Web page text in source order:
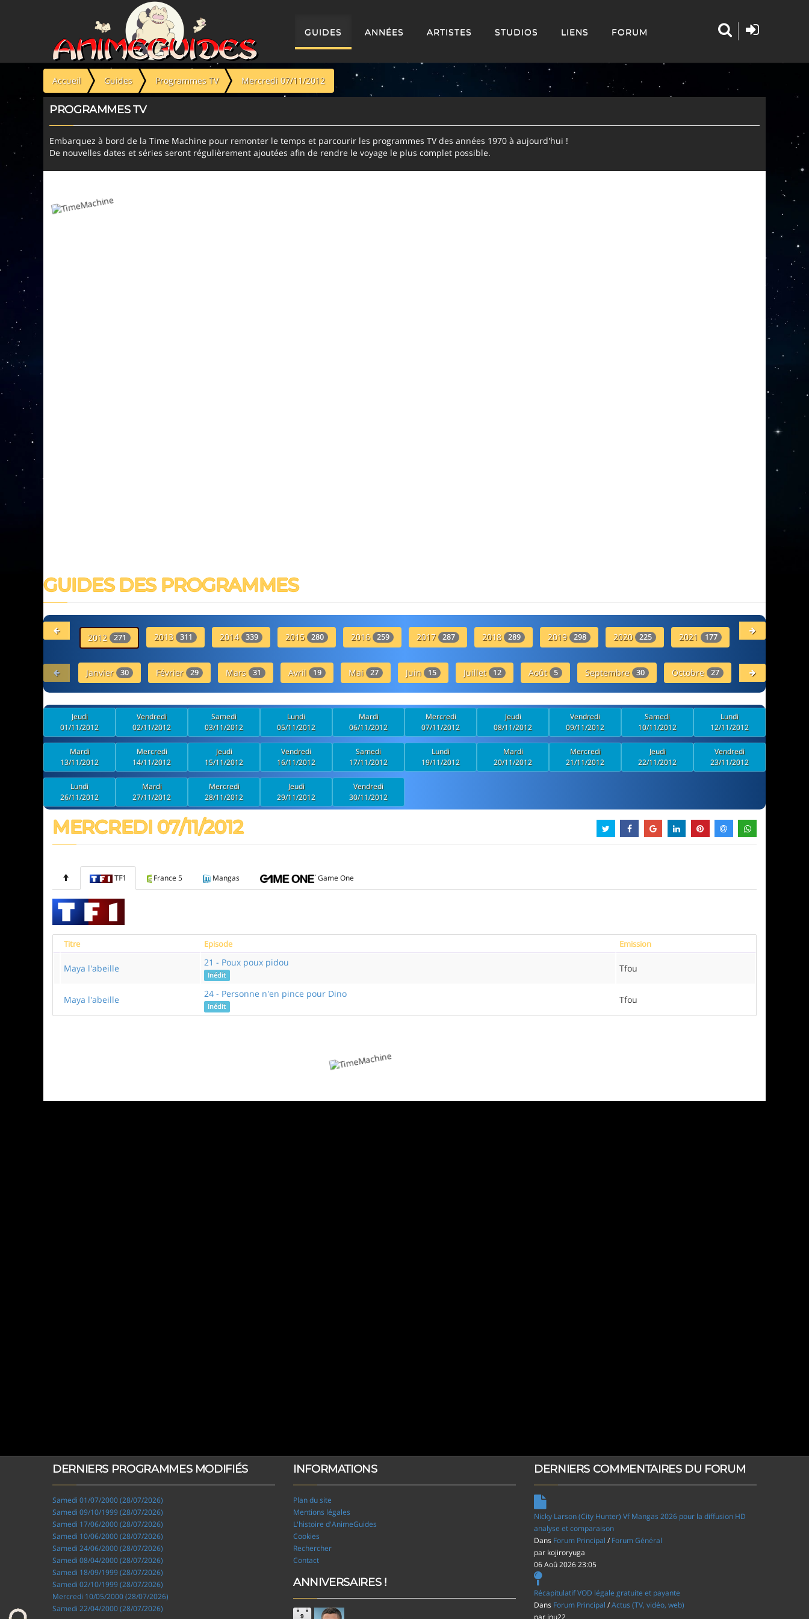
GUIDES ANNÉES ARTISTES STUDIOS LIENS FORUM
Accueil Guides Programmes TV Mercredi 07/11/2012
PROGRAMMES TV
Embarquez à bord de la Time Machine pour remonter le temps et parcourir les programmes TV des années 1970 à aujourd'hui !
De nouvelles dates et séries seront régulièrement ajoutées afin de rendre le voyage le plus complet possible.
GUIDES DES PROGRAMMES
2012 271 2013 311 2014 339 2015 280 2016 259 2017 287 2018 289 2019 298 2020 225 2021 177 2022
Janvier 30 Février 29 Mars 31 Avril 19 Mai 27 Juin 15 Juillet 12 Août 5 Septembre 30 Octobre 27 Novembre
Jeudi
01/11/2012
Vendredi
02/11/2012
Samedi
03/11/2012
Lundi
05/11/2012
Mardi
06/11/2012
Mercredi
07/11/2012
Jeudi
08/11/2012
Vendredi
09/11/2012
Samedi
10/11/2012
Lundi
12/11/2012
Mardi
13/11/2012
Mercredi
14/11/2012
Jeudi
15/11/2012
Vendredi
16/11/2012
Samedi
17/11/2012
Lundi
19/11/2012
Mardi
20/11/2012
Mercredi
21/11/2012
Jeudi
22/11/2012
Vendredi
23/11/2012
Lundi
26/11/2012
Mardi
27/11/2012
Mercredi
28/11/2012
Jeudi
29/11/2012
Vendredi
30/11/2012
MERCREDI 07/11/2012
TF1 France 5 Mangas Game One
Titre Episode Emission
Maya l'abeille
21 - Poux poux pidou
Inédit
Tfou
Maya l'abeille
24 - Personne n'en pince pour Dino
Inédit
Tfou
DERNIERS PROGRAMMES MODIFIÉS
Samedi 01/07/2000 (28/07/2026)
Samedi 09/10/1999 (28/07/2026)
Samedi 17/06/2000 (28/07/2026)
Samedi 10/06/2000 (28/07/2026)
Samedi 24/06/2000 (28/07/2026)
Samedi 08/04/2000 (28/07/2026)
Samedi 18/09/1999 (28/07/2026)
Samedi 02/10/1999 (28/07/2026)
Mercredi 10/05/2000 (28/07/2026)
Samedi 22/04/2000 (28/07/2026)
INFORMATIONS
Plan du site
Mentions légales
L'histoire d'AnimeGuides
Cookies
Rechercher
Contact
ANNIVERSAIRES !
9
DERNIERS COMMENTAIRES DU FORUM
Nicky Larson (City Hunter) Vf Mangas 2026 pour la diffusion HD
analyse et comparaison
Dans Forum Principal / Forum Général
par kojiroryuga
06 Aoû 2026 23:05
Récapitulatif VOD légale gratuite et payante
Dans Forum Principal /Actus (TV, vidéo, web)
par inu22